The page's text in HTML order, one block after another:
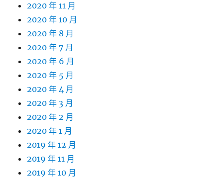
2020 年 11 月
2020 年 10 月
2020 年 8 月
2020 年 7 月
2020 年 6 月
2020 年 5 月
2020 年 4 月
2020 年 3 月
2020 年 2 月
2020 年 1 月
2019 年 12 月
2019 年 11 月
2019 年 10 月